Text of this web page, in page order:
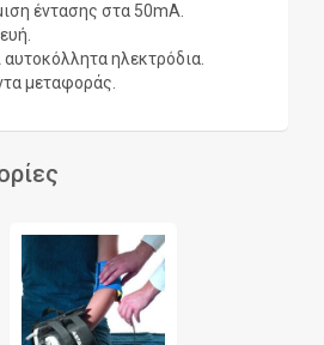
έντασης στα 50mA.
αυτοκόλλητα ηλεκτρόδια.
μεταφοράς.